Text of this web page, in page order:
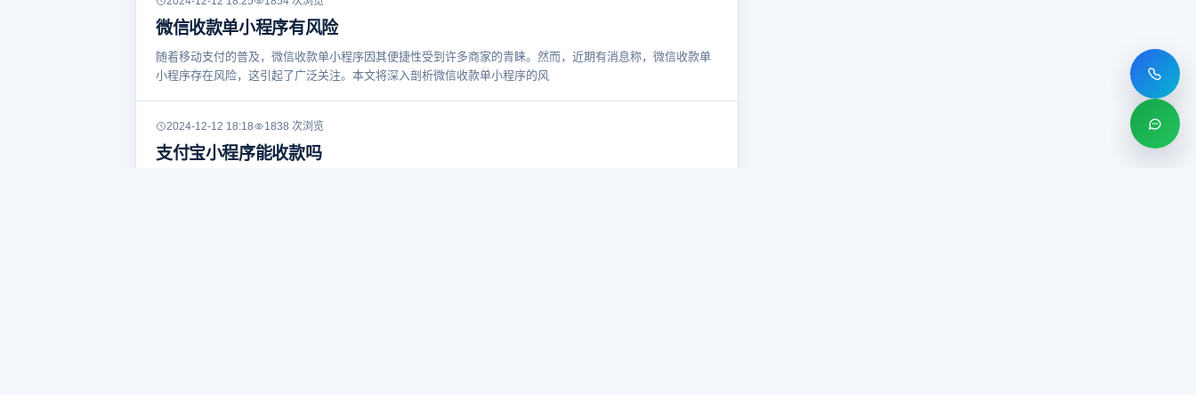
微信收款单小程序有风险
随着移动支付的普及，微信收款单小程序因其便捷性受到许多商家的青睐。然而，近期有消息称，微信收款单
小程序存在风险，这引起了广泛关注。本文将深入剖析微信收款单小程序的风
2024-12-12 18:18 1838 次浏览
支付宝小程序能收款吗